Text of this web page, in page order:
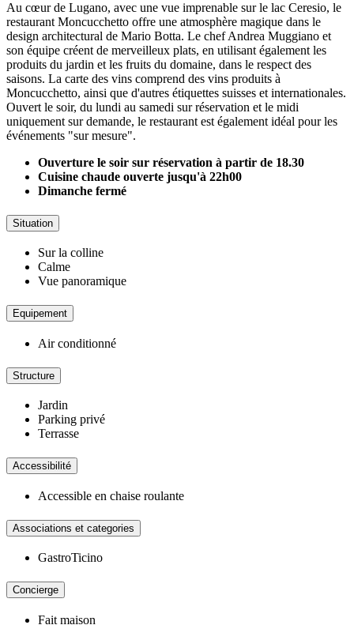
Au cœur de Lugano, avec une vue imprenable sur le lac Ceresio, le
restaurant Moncucchetto offre une atmosphère magique dans le
design architectural de Mario Botta. Le chef Andrea Muggiano et
son équipe créent de merveilleux plats, en utilisant également les
produits du jardin et les fruits du domaine, dans le respect des
saisons. La carte des vins comprend des vins produits à
Moncucchetto, ainsi que d'autres étiquettes suisses et internationales.
Ouvert le soir, du lundi au samedi sur réservation et le midi
uniquement sur demande, le restaurant est également idéal pour les
événements "sur mesure".
Ouverture le soir sur réservation à partir de 18.30
Cuisine chaude ouverte jusqu'à 22h00
Dimanche fermé
Situation
Sur la colline
Calme
Vue panoramique
Equipement
Air conditionné
Structure
Jardin
Parking privé
Terrasse
Accessibilité
Accessible en chaise roulante
Associations et categories
GastroTicino
Concierge
Fait maison